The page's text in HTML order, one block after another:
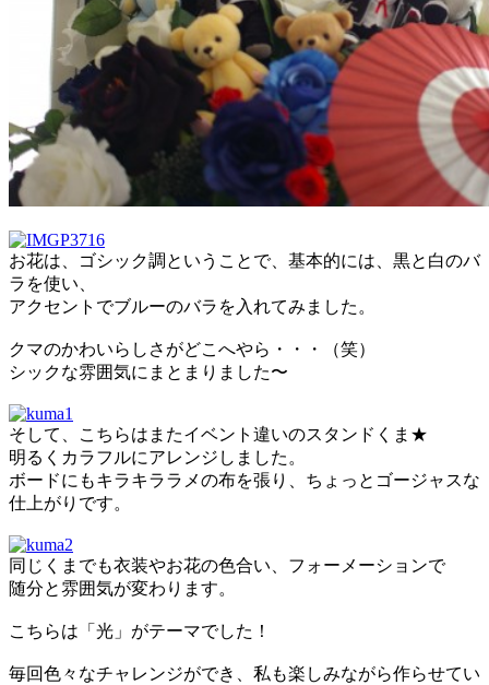
お花は、ゴシック調ということで、基本的には、黒と白のバ
ラを使い、
アクセントでブルーのバラを入れてみました。
クマのかわいらしさがどこへやら・・・（笑）
シックな雰囲気にまとまりました〜
そして、こちらはまたイベント違いのスタンドくま★
明るくカラフルにアレンジしました。
ボードにもキラキララメの布を張り、ちょっとゴージャスな
仕上がりです。
同じくまでも衣装やお花の色合い、フォーメーションで
随分と雰囲気が変わります。
こちらは「光」がテーマでした！
毎回色々なチャレンジができ、私も楽しみながら作らせてい